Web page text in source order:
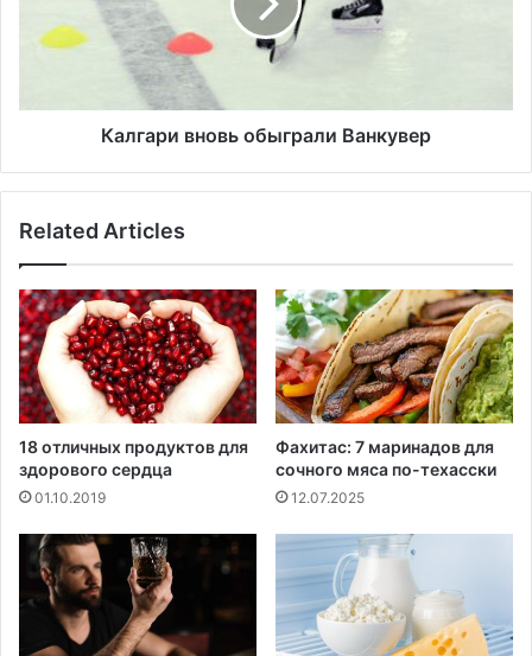
з
ь
н
о
в
н
б
р
а
л
и
В
н
к
у
в
Калгари вновь обыграли Ванкувер
Related Articles
18 отличных продуктов для
здорового сердца
01.10.2019
Фахитас: 7 маринадов для
сочного мяса по-техасски
12.07.2025